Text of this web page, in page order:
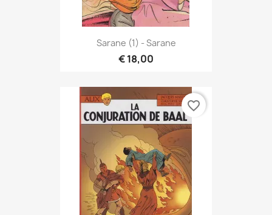
Sarane (1) - Sarane
€ 18,00
favorite_border